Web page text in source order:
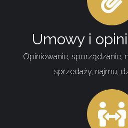
Umowy i
Opiniowanie, sporządzanie,
sprzedaży, najmu,